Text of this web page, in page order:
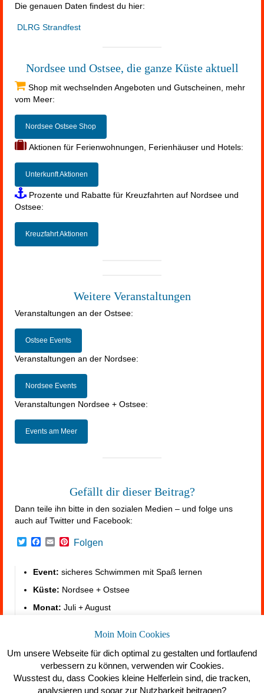
Die genauen Daten findest du hier:
DLRG Strandfest
Nordsee und Ostsee, die ganze Küste aktuell
Shop mit wechselnden Angeboten und Gutscheinen, mehr
vom Meer:
Nordsee Ostsee Shop
Aktionen für Ferienwohnungen, Ferienhäuser und Hotels:
Unterkunft Aktionen
Prozente und Rabatte für Kreuzfahrten auf Nordsee und
Ostsee:
Kreuzfahrt Aktionen
Weitere Veranstaltungen
Veranstaltungen an der Ostsee:
Ostsee Events
Veranstaltungen an der Nordsee:
Nordsee Events
Veranstaltungen Nordsee + Ostsee:
Events am Meer
Gefällt dir dieser Beitrag?
Dann teile ihn bitte in den sozialen Medien – und folge uns
auch auf Twitter und Facebook:
TwitterFacebook
EmailPinterest
Folgen
Event: sicheres Schwimmen mit Spaß lernen
Küste: Nordsee + Ostsee
Monat: Juli + August
Moin Moin Cookies
Um unsere Webseite für dich optimal zu gestalten und fortlaufend
verbessern zu können, verwenden wir Cookies.
Wusstest du, dass Cookies kleine Helferlein sind, die tracken,
analysieren und sogar zur Nutzbarkeit beitragen?